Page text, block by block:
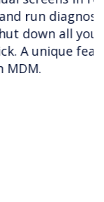
and
your
feature only